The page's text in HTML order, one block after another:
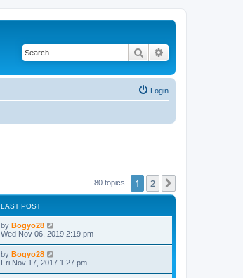
Search
Login
80 topics 1 2
LAST POST
by Bogyo28
Wed Nov 06, 2019 2:19 pm
by Bogyo28
Fri Nov 17, 2017 1:27 pm